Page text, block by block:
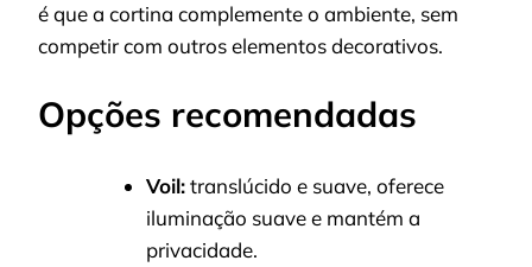
é que a cortina complemente o ambiente, sem
competir com outros elementos decorativos.
Opções recomendadas
Voil:translúcido e suave, oferece
iluminação suave e mantém a
privacidade.